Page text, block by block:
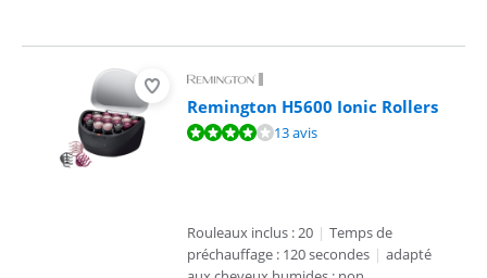
Remington H5600 Ionic Rollers
La note est de 8,4 sur 10, basée sur 13 avis.13 avis
Rouleaux inclus : 20 | Temps de
préchauffage : 120 secondes | adapté